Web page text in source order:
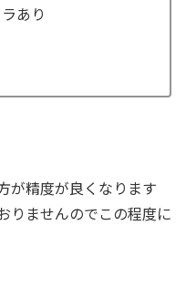
あり
が精度が良くなります
りませんのでこの程度に